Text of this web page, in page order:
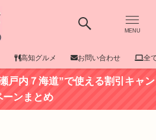
MENU
高知グルメ お問い合わせ 全
戸内７海道”で使える割引キャン
ーンまとめ